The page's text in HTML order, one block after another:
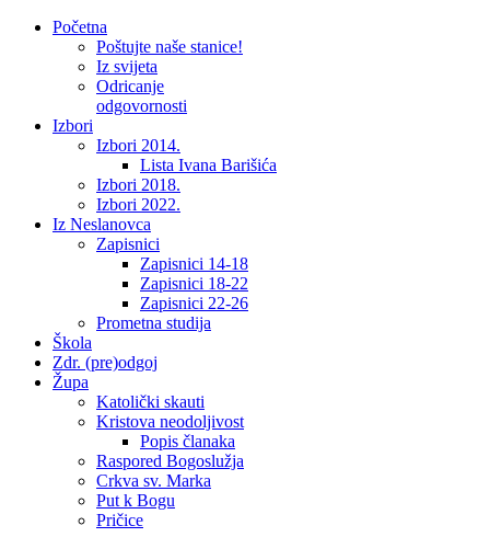
Početna
Poštujte naše stanice!
Iz svijeta
Odricanje
odgovornosti
Izbori
Izbori 2014.
Lista Ivana Barišića
Izbori 2018.
Izbori 2022.
Iz Neslanovca
Zapisnici
Zapisnici 14-18
Zapisnici 18-22
Zapisnici 22-26
Prometna studija
Škola
Zdr. (pre)odgoj
Župa
Katolički skauti
Kristova neodoljivost
Popis članaka
Raspored Bogoslužja
Crkva sv. Marka
Put k Bogu
Pričice